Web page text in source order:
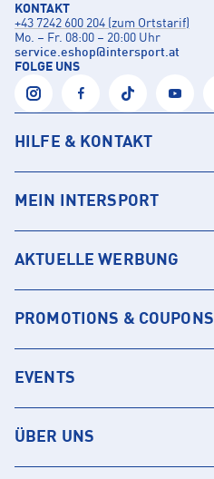
KONTAKT
+43 7242 600 204 (zum Ortstarif)
Mo. – Fr. 08:00 – 20:00 Uhr
service.eshop@intersport.at
FOLGE UNS
HILFE & KONTAKT
MEIN INTERSPORT
AKTUELLE WERBUNG
PROMOTIONS & COUPONS
EVENTS
ÜBER UNS